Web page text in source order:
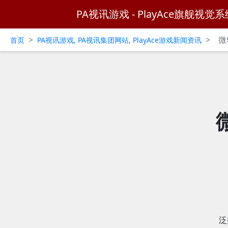
PA视讯游戏 - PlayAce旗舰视觉系
首页 > PA视讯游戏, PA视讯集团网站, PlayAce游戏新闻资讯 >